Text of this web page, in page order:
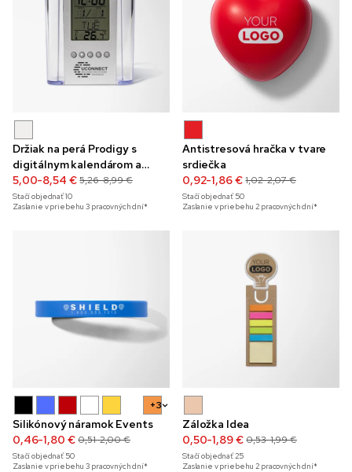
Držiak na perá Prodigy s
digitálnym kalendárom a
budíkom
5,00-8,54 € 5,26-8,99 €
Stačí objednať10
Zaslanie v priebehu 3 pracovných dní*
Antistresová hračka v tvare
srdiečka
0,92-1,86 € 1,02-2,07 €
Stačí objednať 50
Zaslanie v priebehu 2 pracovných dní*
+3
Silikónový náramok Events
0,46-1,80 € 0,51-2,00 €
Stačí objednať 50
Zaslanie v priebehu 3 pracovných dní*
Záložka Idea
0,50-1,89 € 0,53-1,99 €
Stačí objednať25
Zaslanie v priebehu 2 pracovných dní*